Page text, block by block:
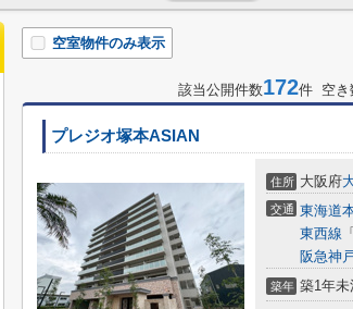
空室物件のみ表示
該当公開件数172件 空き
プレジオ塚本ASIAN
住所 大阪府
交通 東海道
東西線 「
阪急神
築年 築1年未